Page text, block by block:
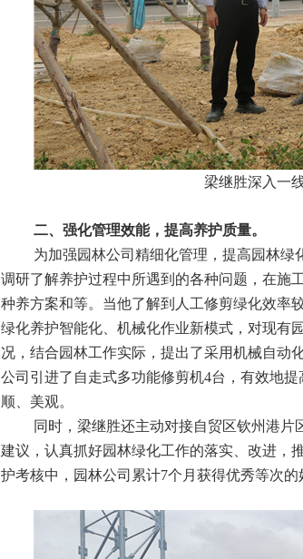
梁继胜深入一线指导园
二、强化管理效能，提高养护质量。
为加强园林公司精细化管理，提高园林
调研了解养护过程中所遇到的各种问题，在施
种养方案和等。当他了解到人工修剪绿化效率
绿化养护智能化、机械化作业新模式，对现有
况，结合园林工作实际，提出了采用机械自动
公司引进了自走式多功能修剪机4台，有效地
顺、美观。
同时，梁继胜还主动对接自贸区钦州港
建议，认真抓好园林绿化工作的落实、改进，
护考核中，园林公司累计7个月获得优秀等次